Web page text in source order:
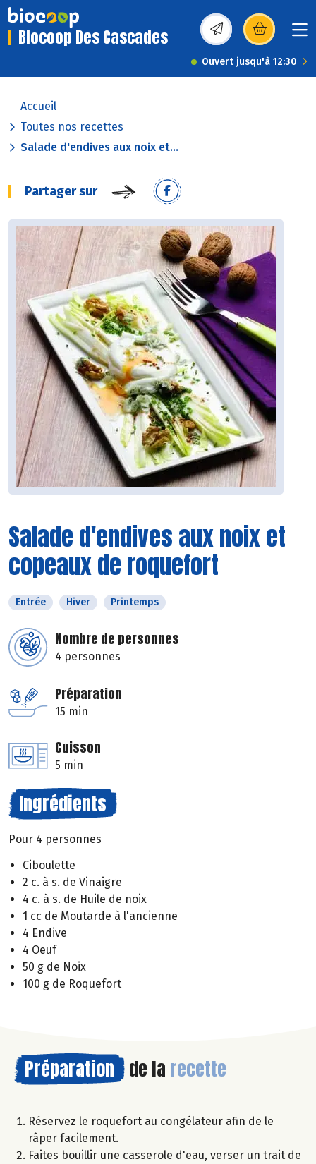
Biocoop Des Cascades (s’ouvre dans une
Ouvert jusqu'à 12:30
Accueil
Toutes nos recettes
Salade d'endives aux noix et...
Partager sur
Salade d'endives aux noix et
copeaux de roquefort
Entrée Hiver Printemps
Nombre de personnes
4 personnes
Préparation
15 min
Cuisson
5 min
Ingrédients
Pour 4 personnes
Ciboulette
2 c. à s. de Vinaigre
4 c. à s. de Huile de noix
1 cc de Moutarde à l'ancienne
4 Endive
4 Oeuf
50 g de Noix
100 g de Roquefort
Préparation de la recette
Réservez le roquefort au congélateur afin de le
râper facilement.
Faites bouillir une casserole d'eau, verser un trait de